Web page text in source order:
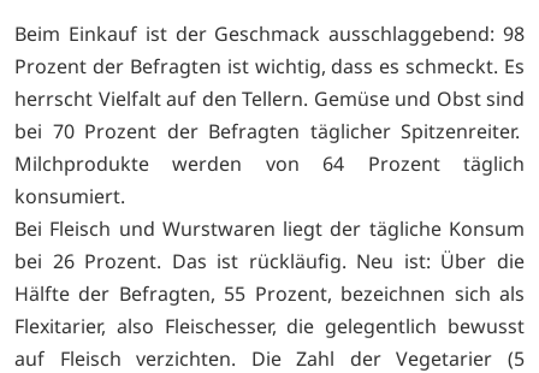
Beim Einkauf ist der Geschmack ausschlaggebend: 98
Prozent der Befragten ist wichtig, dass es schmeckt. Es
herrscht Vielfalt auf den Tellern. Gemüse und Obst sind
bei 70 Prozent der Befragten täglicher Spitzenreiter.
Milchprodukte werden von 64 Prozent täglich
konsumiert.
Bei Fleisch und Wurstwaren liegt der tägliche Konsum
bei 26 Prozent. Das ist rückläufig. Neu ist: Über die
Hälfte der Befragten, 55 Prozent, bezeichnen sich als
Flexitarier, also Fleischesser, die gelegentlich bewusst
auf Fleisch verzichten. Die Zahl der Vegetarier (5